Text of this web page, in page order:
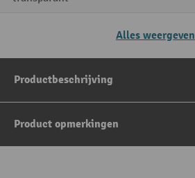
Alles weergeven
Productbeschrijving
Product opmerkingen